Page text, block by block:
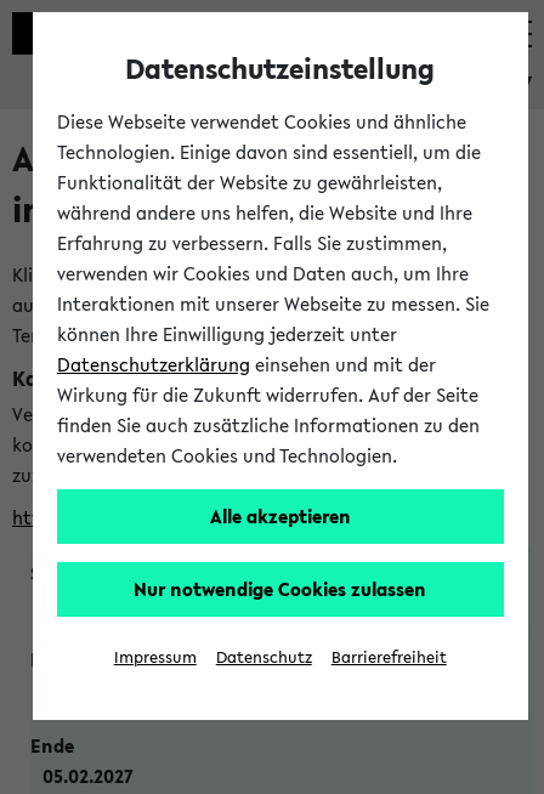
eKVV
Alle veröffentlichten Semester
im eKVV
Klicken Sie auf das Semester, welches Sie für Ihre Sitzung
auswählen möchten. Bitte beachten Sie auch die weiteren
Termine imKalender der Lehrplanung
Kalenderintegration
Verwenden Sie die folgende Adresse, um mit einer
kompatiblen Kalenderanwendung auf die Vorlesungszeiten
zuzugreifen (nähere Informationen
finden Sie hier
https://ekvv.uni-bielefeld.de/ws/calendar?vz
WiSe 2026/2027
05.02.2027
Datenschutzeinstellung
Diese Webseite verwendet Cookies und ähnliche
Technologien. Einige davon sind essentiell, um die
Funktionalität der Website zu gewährleisten,
während andere uns helfen, die Website und Ihre
Erfahrung zu verbessern. Falls Sie zustimmen,
verwenden wir Cookies und Daten auch, um Ihre
Interaktionen mit unserer Webseite zu messen. Sie
können Ihre Einwilligung jederzeit unter
Datenschutzerklärung einsehen und mit der
Wirkung für die Zukunft widerrufen. Auf der Seite
finden Sie auch zusätzliche Informationen zu den
verwendeten Cookies und Technologien.
Alle akzeptieren
Nur notwendige Cookies zulassen
Impressum Datenschutz Barrierefreiheit